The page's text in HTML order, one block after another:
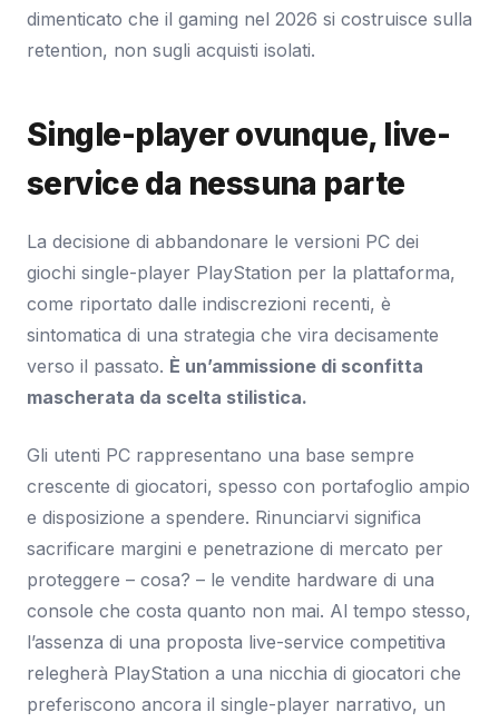
dimenticato che il gaming nel 2026 si costruisce sulla
retention, non sugli acquisti isolati.
Single-player ovunque, live-
service da nessuna parte
La decisione di abbandonare le versioni PC dei
giochi single-player PlayStation per la plattaforma,
come riportato dalle indiscrezioni recenti, è
sintomatica di una strategia che vira decisamente
verso il passato. È un’ammissione di sconfitta
mascherata da scelta stilistica.
Gli utenti PC rappresentano una base sempre
crescente di giocatori, spesso con portafoglio ampio
e disposizione a spendere. Rinunciarvi significa
sacrificare margini e penetrazione di mercato per
proteggere – cosa? – le vendite hardware di una
console che costa quanto non mai. Al tempo stesso,
l’assenza di una proposta live-service competitiva
relegherà PlayStation a una nicchia di giocatori che
preferiscono ancora il single-player narrativo, un